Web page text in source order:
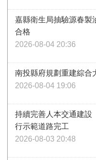
嘉縣衛生局抽驗源春
合格
2026-08-04 20:36
南投縣府規劃重建綜
2026-08-04 19:06
持續完善人本交通建
行示範道路完工
2026-08-03 20:48